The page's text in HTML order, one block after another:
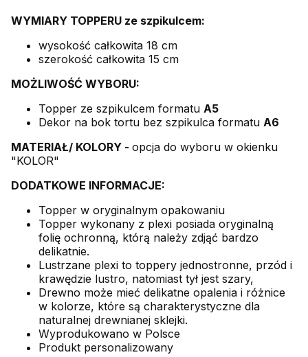
WYMIARY TOPPERU ze szpikulcem:
wysokość całkowita 18 cm
szerokość całkowita 15 cm
MOŻLIWOŚĆ WYBORU:
Topper ze szpikulcem formatu A5
Dekor na bok tortu bez szpikulca formatu A6
MATERIAŁ/ KOLORY - opcja do wyboru w okienku
"KOLOR"
DODATKOWE INFORMACJE:
Topper w oryginalnym opakowaniu
Topper wykonany z plexi posiada oryginalną
folię ochronną, którą należy zdjąć bardzo
delikatnie.
Lustrzane plexi to toppery jednostronne, przód i
krawędzie lustro, natomiast tył jest szary,
Drewno może mieć delikatne opalenia i różnice
w kolorze, które są charakterystyczne dla
naturalnej drewnianej sklejki.
Wyprodukowano w Polsce
Produkt personalizowany